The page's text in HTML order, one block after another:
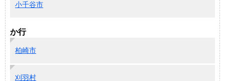
小千谷市
か行
柏崎市
刈羽村